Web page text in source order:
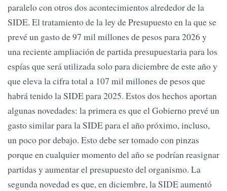
paralelo con otros dos acontecimientos alrededor de la
SIDE. El tratamiento de la ley de Presupuesto en la que se
prevé un gasto de 97 mil millones de pesos para 2026 y
una reciente ampliación de partida presupuestaria para los
espías que será utilizada solo para diciembre de este año y
que eleva la cifra total a 107 mil millones de pesos que
habrá tenido la SIDE para 2025. Estos dos hechos aportan
algunas novedades: la primera es que el Gobierno prevé un
gasto similar para la SIDE para el año próximo, incluso,
un poco por debajo. Esto debe ser tomado con pinzas
porque en cualquier momento del año se podrían reasignar
partidas y aumentar el presupuesto del organismo. La
segunda novedad es que, en diciembre, la SIDE aumentó